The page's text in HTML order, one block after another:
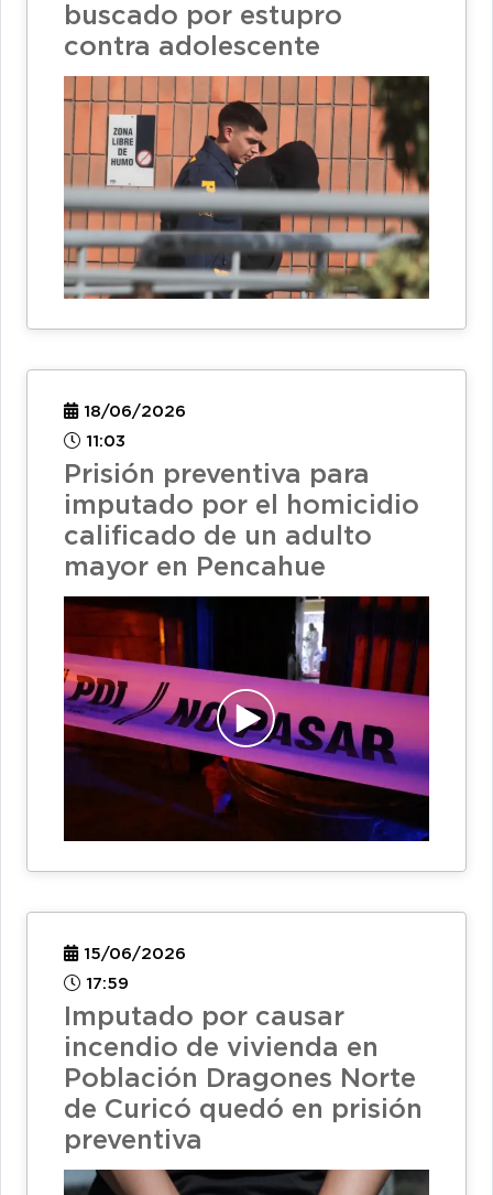
buscado por estupro
contra adolescente
18/06/2026
11:03
Prisión preventiva para
imputado por el homicidio
calificado de un adulto
mayor en Pencahue
15/06/2026
17:59
Imputado por causar
incendio de vivienda en
Población Dragones Norte
de Curicó quedó en prisión
preventiva